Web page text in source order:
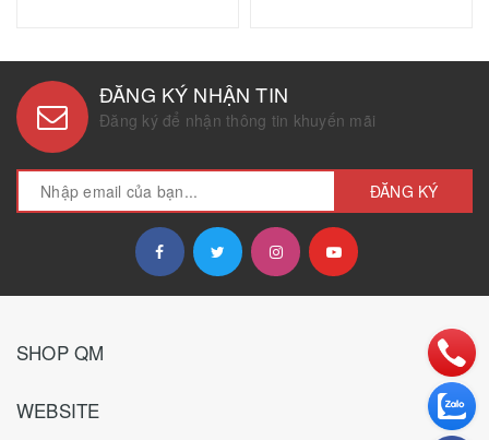
ĐĂNG KÝ NHẬN TIN
Đăng ký để nhận thông tin khuyến mãi
ĐĂNG KÝ
SHOP QM
WEBSITE